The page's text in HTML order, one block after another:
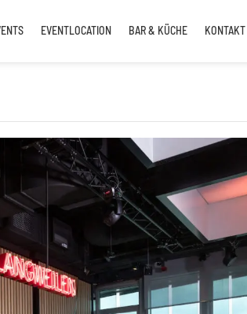
EVENTLOCATION BAR & KÜCHE KONTAKT